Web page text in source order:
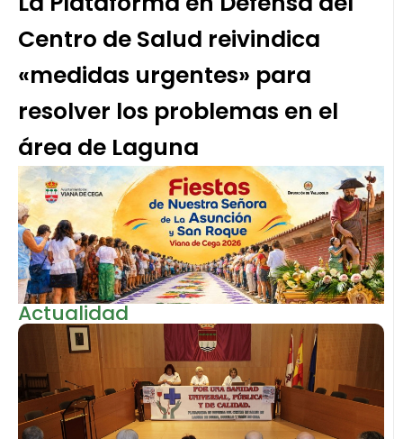
Centro de Salud reivindica
«medidas urgentes» para
resolver los problemas en el
área de Laguna
Actualidad